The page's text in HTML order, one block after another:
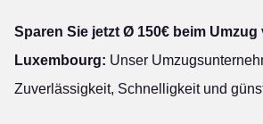
Sparen Sie jetzt Ø 150€ beim
Luxembourg: Unser
Zuverlässigkeit, Schnelligkeit und